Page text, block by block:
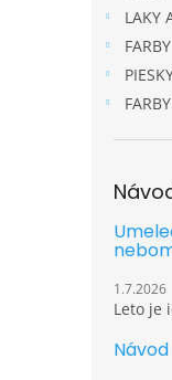
LAKY
1.7.2026
Leto je